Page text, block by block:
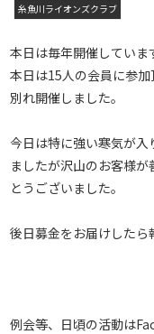
糸魚川ライオンズクラブ
本日は毎年開催していま
本日は15人の会員に参
別れ開催しました。
今日は特に強い寒気が
ましたが沢山のお客様
とうございました。
後日募金をお届けしたら
例会等、日頃の活動は